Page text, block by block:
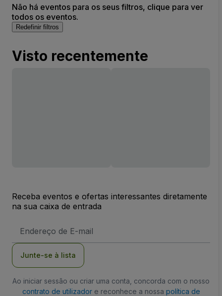
Não há eventos para os seus filtros, clique para ver
todos os eventos.
Redefinir filtros
Visto recentemente
Receba eventos e ofertas interessantes diretamente
na sua caixa de entrada
de
Junte-se à lista
Ao iniciar sessão ou criar uma conta, concorda com o nosso
contrato de utilizadore reconhece a nossa política de